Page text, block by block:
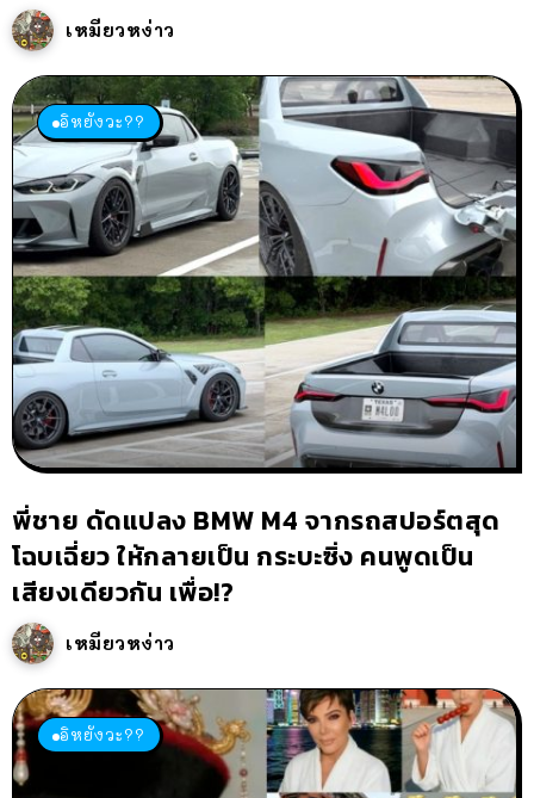
เหมียวหง่าว
อิหยังวะ??
พี่ชาย ดัดแปลง BMW M4 จากรถสปอร์ตสุด
โฉบเฉี่ยว ให้กลายเป็น กระบะซิ่ง คนพูดเป็น
เสียงเดียวกัน เพื่อ!?
เหมียวหง่าว
อิหยังวะ??